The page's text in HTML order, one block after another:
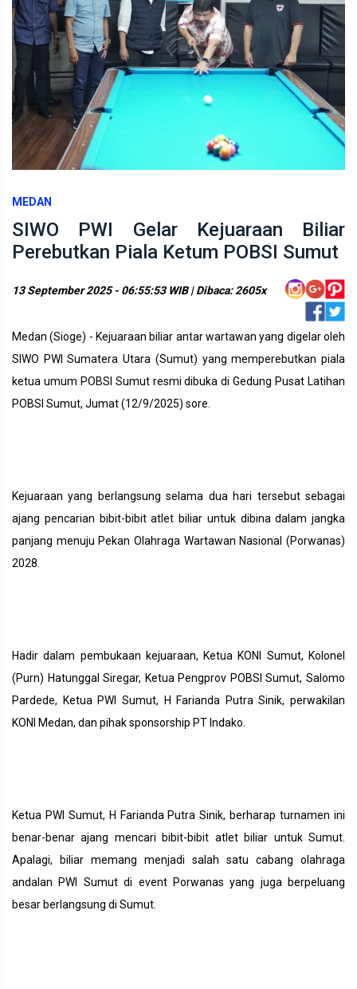
MEDAN
SIWO PWI Gelar Kejuaraan Biliar
Perebutkan Piala Ketum POBSI Sumut
13 September 2025 - 06:55:53 WIB | Dibaca: 2605x
Medan (Sioge) - Kejuaraan biliar antar wartawan yang digelar oleh
SIWO PWI Sumatera Utara (Sumut) yang memperebutkan piala
ketua umum POBSI Sumut resmi dibuka di Gedung Pusat Latihan
POBSI Sumut, Jumat (12/9/2025) sore.
Kejuaraan yang berlangsung selama dua hari tersebut sebagai
ajang pencarian bibit-bibit atlet biliar untuk dibina dalam jangka
panjang menuju Pekan Olahraga Wartawan Nasional (Porwanas)
2028.
Hadir dalam pembukaan kejuaraan, Ketua KONI Sumut, Kolonel
(Purn) Hatunggal Siregar, Ketua Pengprov POBSI Sumut, Salomo
Pardede, Ketua PWI Sumut, H Farianda Putra Sinik, perwakilan
KONI Medan, dan pihak sponsorship PT Indako.
Ketua PWI Sumut, H Farianda Putra Sinik, berharap turnamen ini
benar-benar ajang mencari bibit-bibit atlet biliar untuk Sumut.
Apalagi, biliar memang menjadi salah satu cabang olahraga
andalan PWI Sumut di event Porwanas yang juga berpeluang
besar berlangsung di Sumut.